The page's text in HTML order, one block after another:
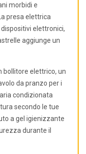
morbidi e
presa elettrica
elettronici,
aggiunge un
bollitore elettrico, un
da pranzo per i
condizionata
secondo le tue
a gel igienizzante
durante il